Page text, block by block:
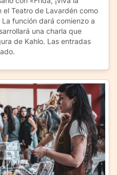
Teatro de Lavardén como
función dará comienzo a
una charla que
de Kahlo. Las entradas